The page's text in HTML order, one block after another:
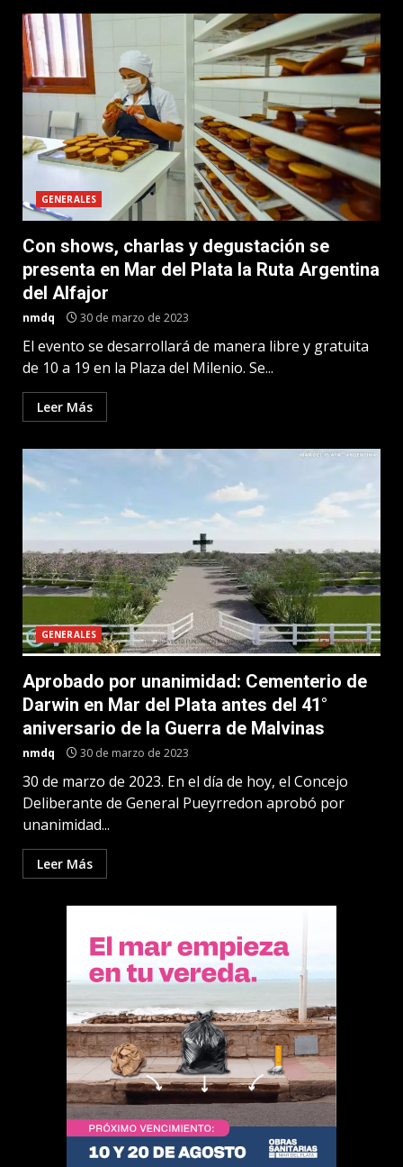
GENERALES
Con shows, charlas y degustación se
presenta en Mar del Plata la Ruta Argentina
del Alfajor
nmdq 30 de marzo de 2023
El evento se desarrollará de manera libre y gratuita
de 10 a 19 en la Plaza del Milenio. Se...
Leer Más
GENERALES
Aprobado por unanimidad: Cementerio de
Darwin en Mar del Plata antes del 41°
aniversario de la Guerra de Malvinas
nmdq 30 de marzo de 2023
30 de marzo de 2023. En el día de hoy, el Concejo
Deliberante de General Pueyrredon aprobó por
unanimidad...
Leer Más